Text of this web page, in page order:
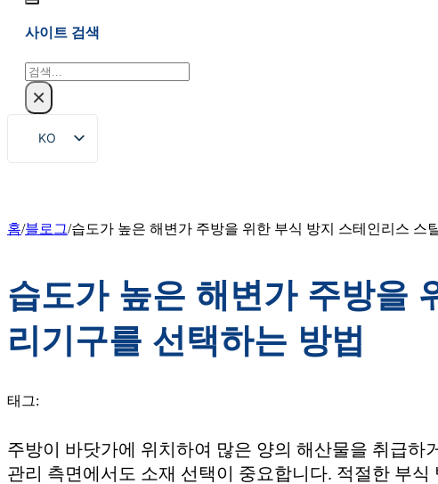
사이트 검색
검
색×
KO
EN
FR
RU
PT
홈/블로그/습도가 높은 해변가 주방을 위한 부식 방지 스테인리스 스
습도가 높은 해변가 주방을
리기구를 선택하는 방법
태그:
주방이 바닷가에 위치하여 많은 양의 해산물을 취급
관리 측면에서도 소재 선택이 중요합니다. 적절한 부